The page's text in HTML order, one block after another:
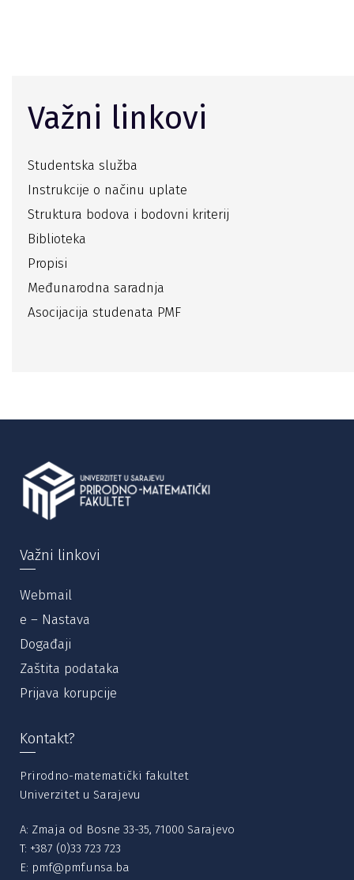
Važni linkovi
Studentska služba
Instrukcije o načinu uplate
Struktura bodova i bodovni kriterij
Biblioteka
Propisi
Međunarodna saradnja
Asocijacija studenata PMF
Važni linkovi
Webmail
e – Nastava
Događaji
Zaštita podataka
Prijava korupcije
Kontakt?
Prirodno-matematički fakultet
Univerzitet u Sarajevu
A: Zmaja od Bosne 33-35, 71000 Sarajevo
T: +387 (0)33 723 723
E: pmf@pmf.unsa.ba